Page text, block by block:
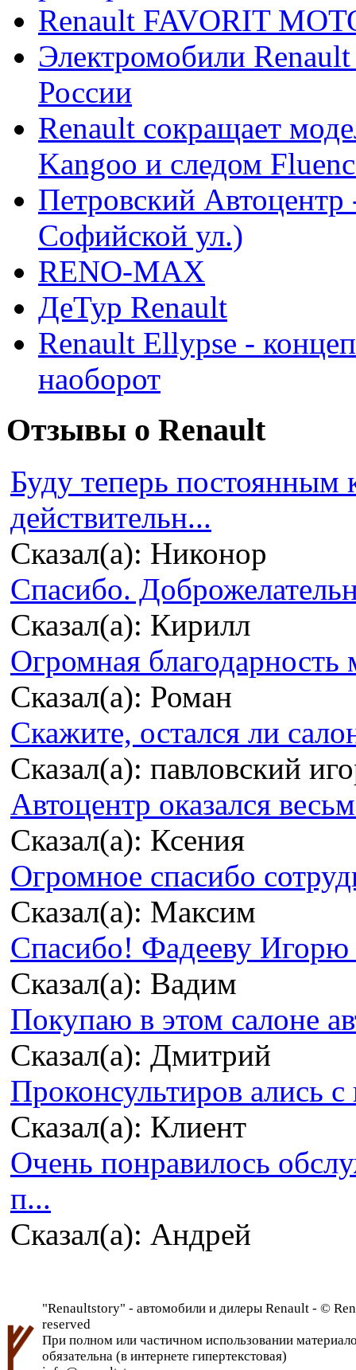
Renault FAVORIT
Электромобили
России
Renault сокращает
Kangoo и следом
Петровский
Софийской ул.)
RENO-MAX
ДеТур Renault
Renault Ellypse -
наоборот
Отзывы о Renault
Буду теперь
действительн...
Сказал(а): Никонор
Спасибо.
Сказал(а): Кирилл
Огромная благодарность
Сказал(а): Роман
Скажите, остался ли
Сказал(а): павловский
Автоцентр оказался
Сказал(а): Ксения
Огромное спасибо
Сказал(а): Максим
Спасибо! Фадееву Игорю
Сказал(а): Вадим
Покупаю в этом салоне
Сказал(а): Дмитрий
Проконсультиров ались
Сказал(а): Клиент
Очень понравилось
п...
Сказал(а): Андрей
"Renaultstory" - автомобили и дилеры Renault - ©
reserved
При полном или частичном использовании
обязательна (в интернете гипертекстовая)